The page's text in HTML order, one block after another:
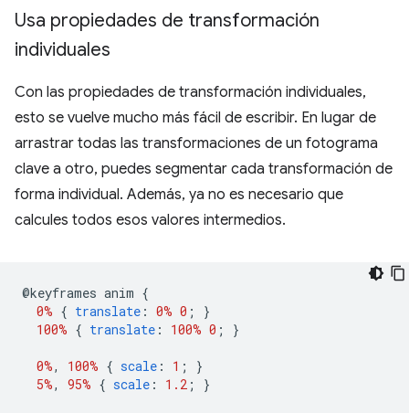
Usa propiedades de transformación
individuales
Con las propiedades de transformación individuales,
esto se vuelve mucho más fácil de escribir. En lugar de
arrastrar todas las transformaciones de un fotograma
clave a otro, puedes segmentar cada transformación de
forma individual. Además, ya no es necesario que
calcules todos esos valores intermedios.
@keyframes anim {
0% { translate : 0% 0 ;
}
100% { translate : 100% 0 ; }
0%, 100% { scale : 1 ;
}
5%, 95% { scale : 1.2 ; }